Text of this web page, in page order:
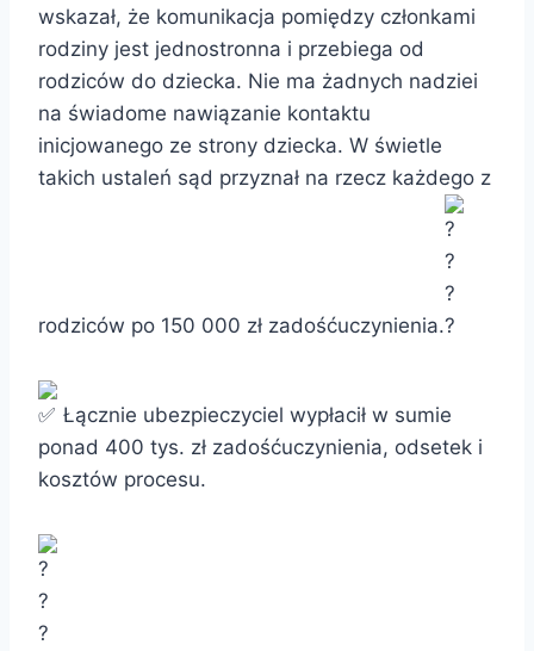
wskazał, że komunikacja pomiędzy członkami
rodziny jest jednostronna i przebiega od
rodziców do dziecka. Nie ma żadnych nadziei
na świadome nawiązanie kontaktu
inicjowanego ze strony dziecka. W świetle
takich ustaleń sąd przyznał na rzecz każdego z
rodziców po 150 000 zł zadośćuczynienia.
Łącznie ubezpieczyciel wypłacił w sumie
ponad 400 tys. zł zadośćuczynienia, odsetek i
kosztów procesu.